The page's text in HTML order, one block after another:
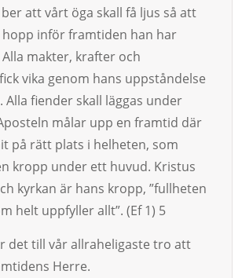
att vårt öga skall få ljus så att
hopp inför framtiden han har
makter, krafter och
vika genom hans uppståndelse
Alla fiender skall läggas under
målar upp en framtid där
på rätt plats i helheten, som
kropp under ett huvud. Kristus
kyrkan är hans kropp, ”fullheten
helt uppfyller allt”. (Ef 1) 5
det till vår allraheligaste tro att
Herre.